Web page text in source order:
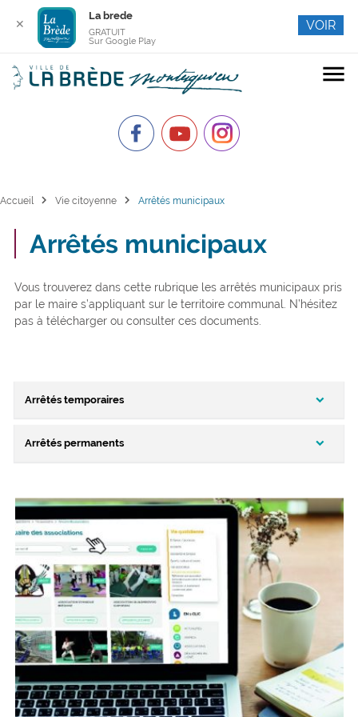
menu
Accueil chevron_right Vie citoyenne chevron_right Arrêtés municipaux
Arrêtés municipaux
Vous trouverez dans cette rubrique les arrêtés municipaux pris
par le maire s’appliquant sur le territoire communal. N’hésitez
pas à télécharger ou consulter ces documents.
Arrêtés temporaires
Arrêtés permanents
✕
La brede
GRATUIT
Sur Google Play
VOIR